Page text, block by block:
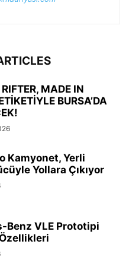
RIFTER, MADE IN
BURSA’DA
Kamyonet, Yerli
Yollara Çıkıyor
Benz VLE Prototipi